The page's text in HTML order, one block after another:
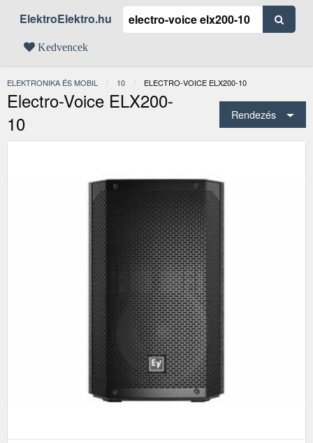
ElektroElektro.hu
Kedvencek
ELEKTRONIKA ÉS MOBIL 10 JELENLEGI:
ELECTRO-VOICE ELX200-10
Electro-Voice ELX200-
10
Rendezés